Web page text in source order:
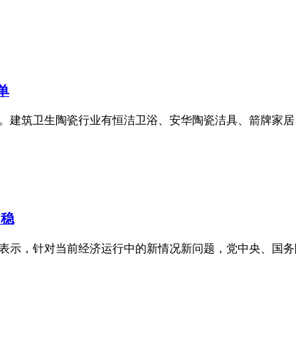
建筑卫生陶瓷行业有恒洁卫浴、安华陶瓷洁具、箭牌家
示，针对当前经济运行中的新情况新问题，党中央、国